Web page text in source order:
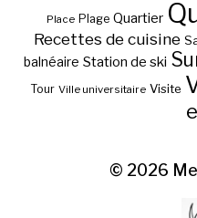
Place Plage Quartier
Recettes de cuisine
balnéaire Station de ski
Tour Ville universitaire Visite
© 2026